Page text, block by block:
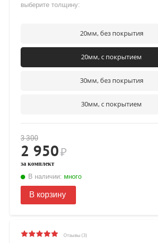
выберите толщину:
20мм, без покрытия
20мм, с покрытием
30мм, без покрытия
30мм, с покрытием
3 300
2 950₽
за комплект
В наличии: много
В корзину
Отзывы (3)